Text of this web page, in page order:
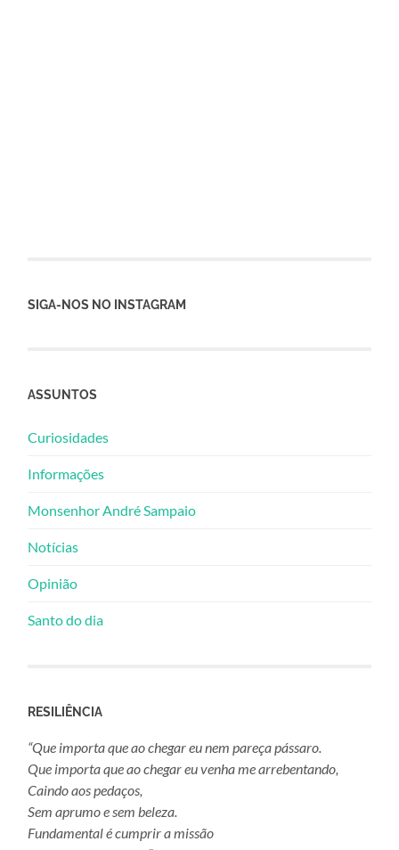
SIGA-NOS NO INSTAGRAM
ASSUNTOS
Curiosidades
Informações
Monsenhor André Sampaio
Notícias
Opinião
Santo do dia
RESILIÊNCIA
“Que importa que ao chegar eu nem pareça pássaro.
Que importa que ao chegar eu venha me arrebentando,
Caindo aos pedaços,
Sem aprumo e sem beleza.
Fundamental é cumprir a missão